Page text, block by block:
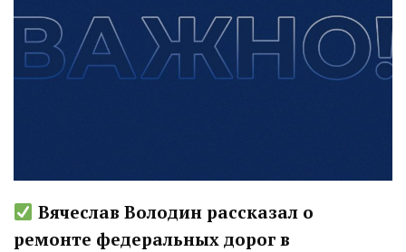
Вячеслав Володин рассказал о
ремонте федеральных дорог в